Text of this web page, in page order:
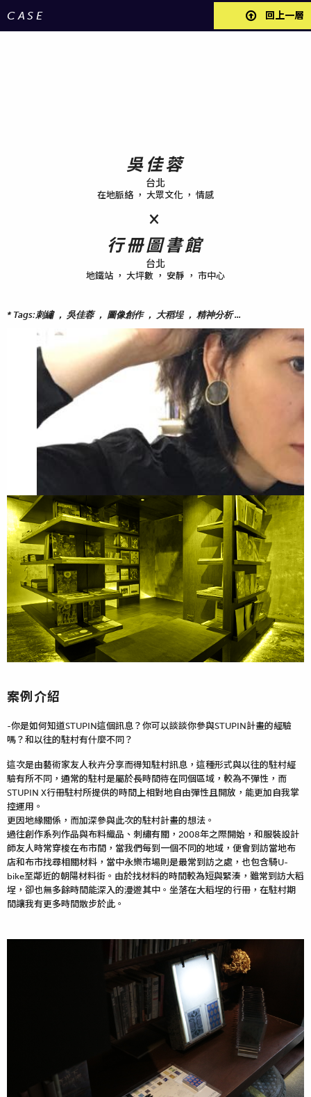
CASE 回上一層
吳佳蓉
台北
在地脈絡 ， 大眾文化 ， 情感
×
行冊圖書館
台北
地鐵站 ， 大坪數 ， 安靜 ， 市中心
* Tags:刺繡 ， 吳佳蓉 ， 圖像創作 ， 大稻埕 ， 精神分析 ...
案例介紹
-你是如何知道STUPIN這個訊息？你可以談談你參與STUPIN計畫的經驗
嗎？和以往的駐村有什麼不同？
這次是由藝術家友人秋卉分享而得知駐村訊息，這種形式與以往的駐村經
驗有所不同，通常的駐村是屬於長時間待在同個區域，較為不彈性，而
STUPIN X行冊駐村所提供的時間上相對地自由彈性且開放，能更加自我掌
控運用。
更因地緣關係，而加深參與此次的駐村計畫的想法。
過往創作系列作品與布料織品、刺繡有關，2008年之際開始，和服裝設計
師友人時常穿梭在布市間，當我們每到一個不同的地域，便會到訪當地布
店和布市找尋相關材料，當中永樂市場則是最常到訪之處，也包含騎U-
bike至鄰近的朝陽材料街。由於找材料的時間較為短與緊湊，雖常到訪大稻
埕，卻也無多餘時間能深入的漫遊其中。坐落在大稻埕的行冊，在駐村期
間讓我有更多時間散步於此。